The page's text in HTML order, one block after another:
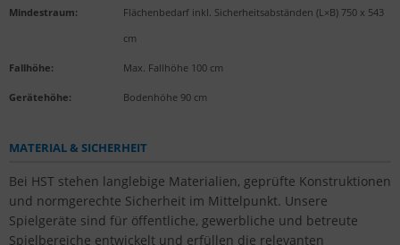
Mindestraum:
Flächenbedarf inkl. Sicherheitsabständen (L×B) 750 x 543
cm
Fallhöhe: Max. Fallhöhe 100 cm
Gerätehöhe: Bodenhöhe 90 cm
MATERIAL & SICHERHEIT
Bei HST stehen langlebige Materialien, geprüfte Konstruktionen
und normgerechte Sicherheit im Mittelpunkt. Unsere
Spielgeräte sind für öffentliche, gewerbliche und betreute
Spielbereiche entwickelt und erfüllen die relevanten